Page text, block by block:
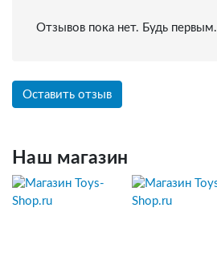
Отзывов пока нет. Будь первым.
Оставить отзыв
Наш магазин